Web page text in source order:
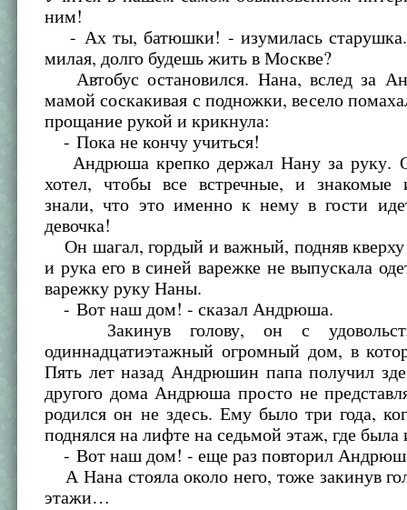
ним!
- Ах ты, батюшки! - изумилась
милая, долго будешь жить в Москве?
Автобус остановился. Нана, вслед за
мамой соскакивая с подножки, весело
прощание рукой и крикнула:
- Пока не кончу учиться!
Андрюша крепко держал Нану за руку.
хотел, чтобы все встречные, и знакомые
знали, что это именно к нему в гости
девочка!
Он шагал, гордый и важный, подняв
и рука его в синей варежке не выпускала
варежку руку Наны.
- Вот наш дом! - сказал Андрюша.
Закинув голову, он с
одиннадцатиэтажный огромный дом, в
Пять лет назад Андрюшин папа получил
другого дома Андрюша просто не
родился он не здесь. Ему было три года,
поднялся на лифте на седьмой этаж, где была
- Вот наш дом! - еще раз повторил
А Нана стояла около него, тоже закинув
этажи…